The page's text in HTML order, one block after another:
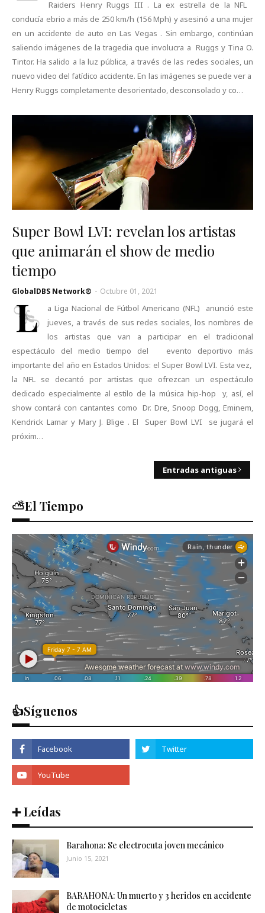
Raiders Henry Ruggs III . La ex estrella de la NFL
conducía ebrio a más de 250 km/h (156 Mph) y asesinó a una mujer
en un accidente de auto en Las Vegas . Sin embargo, continúan
saliendo imágenes de la tragedia que involucra a Ruggs y Tina O.
Tintor. Ha salido a la luz pública, a través de las redes sociales, un
nuevo video del fatídico accidente. En las imágenes se puede ver a
Henry Ruggs completamente desorientado, desconsolado y co…
Super Bowl LVI: revelan los artistas
que animarán el show de medio
tiempo
GlobalDBS Network® - Octubre 01, 2021
L
a Liga Nacional de Fútbol Americano (NFL) anunció este
jueves, a través de sus redes sociales, los nombres de
los artistas que van a participar en el tradicional
espectáculo del medio tiempo del evento deportivo más
importante del año en Estados Unidos: el Super Bowl LVI. Esta vez,
la NFL se decantó por artistas que ofrezcan un espectáculo
dedicado especialmente al estilo de la música hip-hop y, así, el
show contará con cantantes como Dr. Dre, Snoop Dogg, Eminem,
Kendrick Lamar y Mary J. Blige . El Super Bowl LVI se jugará el
próxim…
Entradas antiguas
⛅El Tiempo
👍Síguenos
➕ Leídas
Barahona: Se electrocuta joven mecánico
Junio 15, 2021
BARAHONA: Un muerto y 3 heridos en accidente
de motocicletas